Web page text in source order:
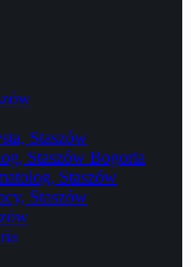
Staszów
Staszów Bogoria
Staszów
Staszów